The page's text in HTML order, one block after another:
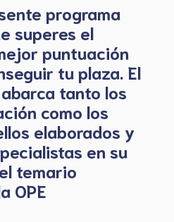
programa
superes el
puntuación
tu plaza. El
tanto los
como los
elaborados y
en su
temario
OPE